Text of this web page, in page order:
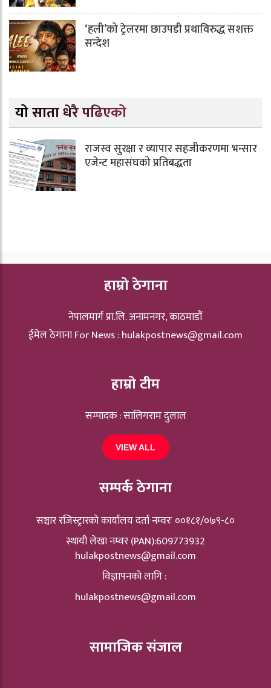
‘हली’को ट्रेलरमा छाउपडी प्रथाविरुद्ध सशक्त
सन्देश
यो साता धेरै पढिएको
राजस्व सुरक्षा र व्यापार सहजीकरणमा भन्सार
एजेन्ट महासंघको प्रतिबद्धता
हाम्रो ठेगाना
नेपालमार्ग प्रा.लि. अनामनगर, काठमाडौं
ईमेल ठेगाना For News :hulakpostnews@gmail.com
हाम्रो टीम
सम्पादक : सालिगराम दुलाल
VIEW ALL
सम्पर्क ठेगाना
सञ्चार रजिस्ट्रारकाे कार्यालय दर्ता नम्वरः ००१८१/०७९-८०
स्थायी लेखा नम्वर (PAN):609773932
hulakpostnews@gmail.com
विज्ञापनको लागि :
hulakpostnews@gmail.com
सामाजिक संजाल